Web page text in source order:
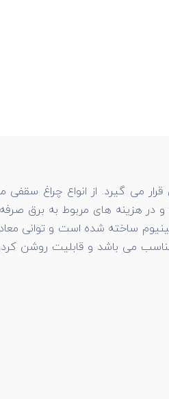
می گیرد. از انواع چراغ سقفی
و در هزینه های مربوط به برق
می باشد و قابلیت روشن